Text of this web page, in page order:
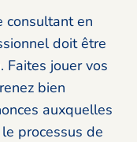
consultant en
doit être
Faites jouer vos
bien
auxquelles
processus de